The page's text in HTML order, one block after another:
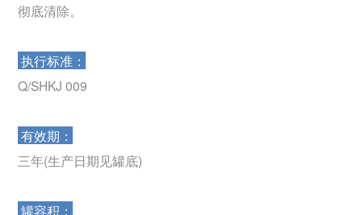
彻底清除。
执行标准：
Q/SHKJ 009
有效期：
三年(生产日期见罐底)
罐容积：